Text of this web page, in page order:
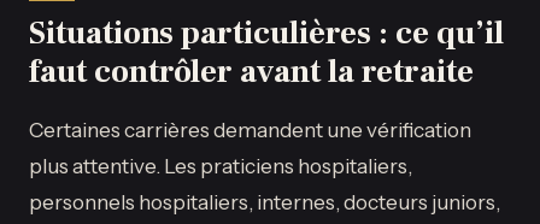
Situations particulières : ce qu’il
faut contrôler avant la retraite
Certaines carrières demandent une vérification
plus attentive. Les praticiens hospitaliers,
personnels hospitaliers, internes, docteurs juniors,